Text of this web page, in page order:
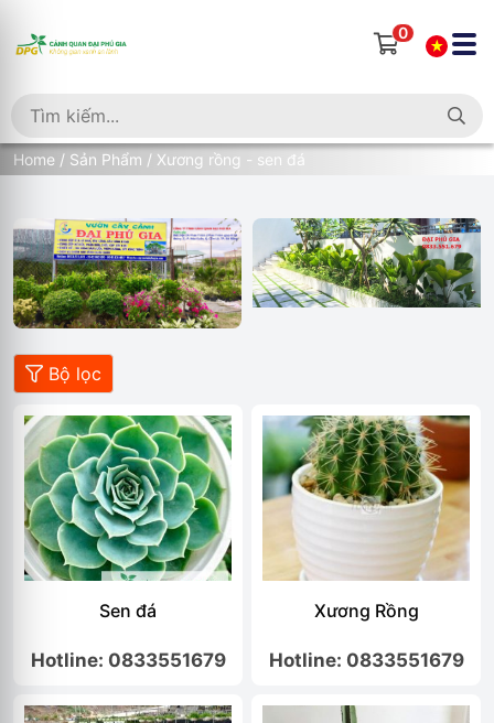
0
Home / Sản Phẩm / Xương rồng - sen đá
Bộ lọc
Sen đá
Hotline: 0833551679
Xương Rồng
Hotline: 0833551679